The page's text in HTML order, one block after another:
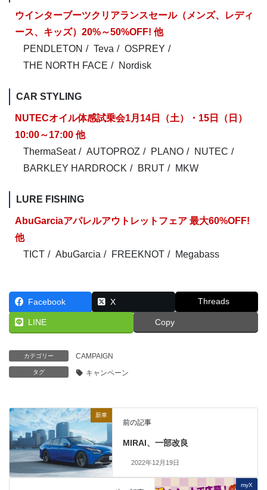
ウインターブーツクリアランスセール（メンズ、レディ
ース、キッズ）20%～50%OFF! 他
PENDLETON
Teva
OSPREY
THE NORTH FACE
Nordisk
CAR STYLING
NUTECオイル体感試乗会1月14日（土）・15日（日）
10:00～17:00 他
ThermaSeat
AUTOPROZ PLANO
NUTEC
BARKLEY HARDROCK
BRUT MKW
LURE FISHING
AbuGarciaアパレルアウトレットフェア 最大60%OFF!
他
TICT
AbuGarcia FREEKNOT Megabass
Facebook X Threads
LINE Copy
カテゴリー CAMPAIGN
タグ キャンペーン
新車
前の記事
MIRAI、一部改良
2022年12月19日
myX